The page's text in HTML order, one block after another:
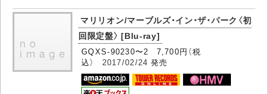
マリリオン/マーブルズ・イン・ザ・パーク〈初
回限定盤〉 [Blu-ray]
GQXS-90230〜2 7,700円（税
込） 2017/02/24 発売